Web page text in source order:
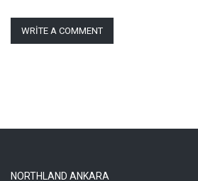
WRITE A COMMENT
NORTHLAND ANKARA